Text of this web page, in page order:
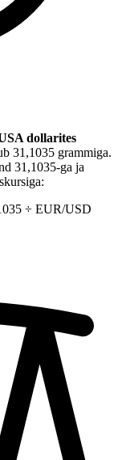
dollarites
31,1035 grammiga.
31,1035-ga ja
÷ EUR/USD